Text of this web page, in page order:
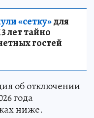
«сетку»для
лет тайно
гостей
об отключении
года
ниже.